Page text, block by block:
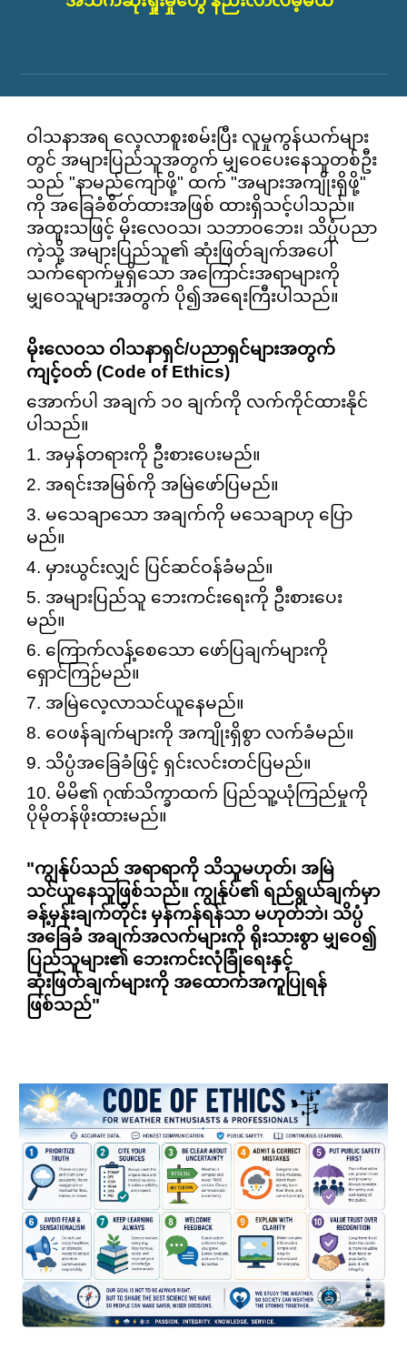
ဝါသနာအရ လေ့လာစူးစမ်းပြီး လူမှုကွန်ယက်များ
တွင် အများပြည်သူအတွက် မျှဝေပေးနေသူတစ်ဦး
သည် "နာမည်ကျော်ဖို့" ထက် "အများအကျိုးရှိဖို့"
ကို အခြေခံစိတ်ထားအဖြစ် ထားရှိသင့်ပါသည်။
အထူးသဖြင့် မိုးလေဝသ၊ သဘာဝဘေး၊ သိပ္ပံပညာ
ကဲ့သို့ အများပြည်သူ၏ ဆုံးဖြတ်ချက်အပေါ်
သက်ရောက်မှုရှိသော အကြောင်းအရာများကို
မျှဝေသူများအတွက် ပို၍အရေးကြီးပါသည်။
မိုးလေဝသ ဝါသနာရှင်/ပညာရှင်များအတွက်
ကျင့်ဝတ် (Code of Ethics)
အောက်ပါ အချက် ၁၀ ချက်ကို လက်ကိုင်ထားနိုင်
ပါသည်။
1. အမှန်တရားကို ဦးစားပေးမည်။
2. အရင်းအမြစ်ကို အမြဲဖော်ပြမည်။
3. မသေချာသော အချက်ကို မသေချာဟု ပြော
မည်။
4. မှားယွင်းလျှင် ပြင်ဆင်ဝန်ခံမည်။
5. အများပြည်သူ ဘေးကင်းရေးကို ဦးစားပေး
မည်။
6. ကြောက်လန့်စေသော ဖော်ပြချက်များကို
ရှောင်ကြဉ်မည်။
7. အမြဲလေ့လာသင်ယူနေမည်။
8. ဝေဖန်ချက်များကို အကျိုးရှိစွာ လက်ခံမည်။
9. သိပ္ပံအခြေခံဖြင့် ရှင်းလင်းတင်ပြမည်။
10. မိမိ၏ ဂုဏ်သိက္ခာထက် ပြည်သူ့ယုံကြည်မှုကို
ပိုမိုတန်ဖိုးထားမည်။
"ကျွန်ုပ်သည် အရာရာကို သိသူမဟုတ်၊ အမြဲ
သင်ယူနေသူဖြစ်သည်။ ကျွန်ုပ်၏ ရည်ရွယ်ချက်မှာ
ခန့်မှန်းချက်တိုင်း မှန်ကန်ရန်သာ မဟုတ်ဘဲ၊ သိပ္ပံ
အခြေခံ အချက်အလက်များကို ရိုးသားစွာ မျှဝေ၍
ပြည်သူများ၏ ဘေးကင်းလုံခြုံရေးနှင့်
ဆုံးဖြတ်ချက်များကို အထောက်အကူပြုရန်
ဖြစ်သည်"